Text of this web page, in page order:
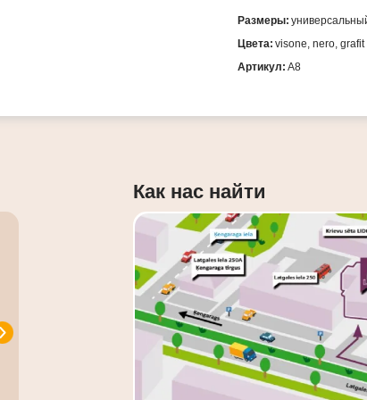
Размеры:
Цвета: visone, nero, grafit
Артикул: А8
Как нас найти